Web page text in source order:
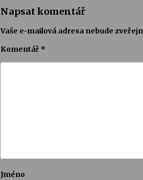
Napsat komentář
Vaše e-mailová adresa nebude
Komentář *
Jméno